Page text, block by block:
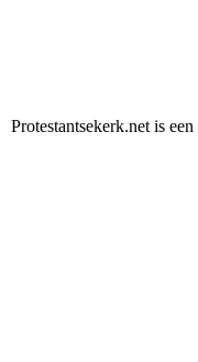
Protestantsekerk.net is